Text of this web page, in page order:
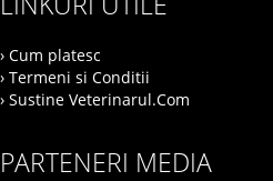
› Cum platesc
› Termeni si Conditii
› Sustine Veterinarul.Com
PARTENERI MEDIA